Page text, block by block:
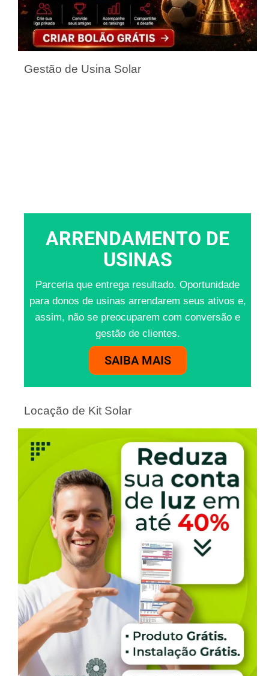
Gestão de Usina Solar
ARRENDAMENTO DE
USINAS
Parceria que entrega resultado. Oportunidade
para donos de usinas arrendarem seus ativos e,
assim, não se preocuparem com conversão e
gestão de clientes.
SAIBA MAIS
Locação de Kit Solar